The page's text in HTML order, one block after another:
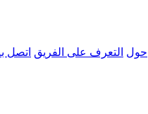
حول التعرف على الفريق اتصل